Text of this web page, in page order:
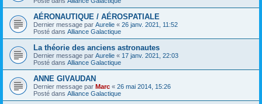
AÉRONAUTIQUE / AÉROSPATIALE
Dernier message par Aurelie « 26 janv. 2021, 11:52
Posté dans Alliance Galactique
La théorie des anciens astronautes
Dernier message par Aurelie « 17 janv. 2021, 22:03
Posté dans Alliance Galactique
ANNE GIVAUDAN
Dernier message par Marc « 26 mai 2014, 15:26
Posté dans Alliance Galactique